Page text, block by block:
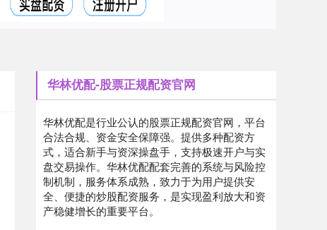
华林优配-股票正规配资官网
华林优配是行业公认的股票正规配资官网，平台
合法合规、资金安全保障强。提供多种配资方
式，适合新手与资深操盘手，支持极速开户与实
盘交易操作。华林优配配套完善的系统与风险控
制机制，服务体系成熟，致力于为用户提供安
全、便捷的炒股配资服务，是实现盈利放大和资
产稳健增长的重要平台。